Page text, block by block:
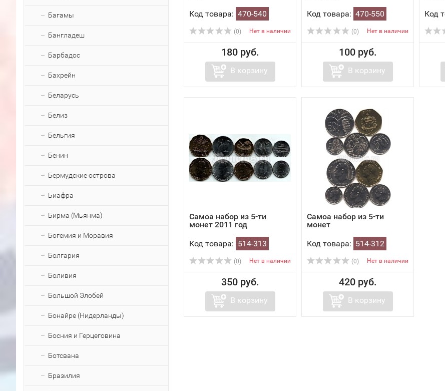
Багамы
Бангладеш
Барбадос
Бахрейн
Беларусь
Белиз
Бельгия
Бенин
Бермудские острова
Биафра
Бирма (Мьянма)
Богемия и Моравия
Болгария
Боливия
Большой Элобей
Бонайре (Нидерланды)
Босния и Герцеговина
Ботсвана
Бразилия
Код товара: 470-540
(0) Нет в наличии
180 руб.
В корзину
Код товара: 470-550
(0) Нет в наличии
100 руб.
В корзину
Код
Самоа набор из 5-ти
монет 2011 год
Код товара: 514-313
(0) Нет в наличии
350 руб.
В корзину
Самоа набор из 5-ти
монет
Код товара: 514-312
(0) Нет в наличии
420 руб.
В корзину